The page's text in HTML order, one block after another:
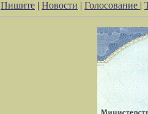
Пишите | Новости | Голосование |